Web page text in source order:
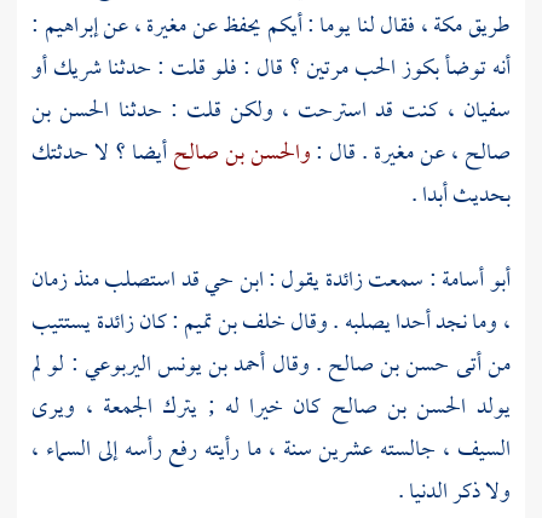
طريقمكة، فقال لنا يوما : أيكم يحفظ عنمغيرة، عنإبراهيم :
أنه توضأ بكوز الحب مرتين ؟ قال : فلو قلت : حدثناشريكأو
سفيان ، كنت قد استرحت ، ولكن قلت : حدثنا الحسن بن
صالح، عنمغيرة. قال :والحسن بن صالحأيضا ؟ لا حدثتك
بحديث أبدا .
أبو أسامة: سمعتزائدةيقول :ابن حيقد استصلب منذ زمان
، وما نجد أحدا يصلبه . وقالخلف بن تميم: كانزائدةيستتيب
من أتىحسن بن صالح. وقالأحمد بن يونس اليربوعي: لو لم
يولد الحسن بن صالح كان خيرا له ; يترك الجمعة ، ويرى
السيف ، جالسته عشرين سنة ، ما رأيته رفع رأسه إلى السماء ،
ولا ذكر الدنيا .